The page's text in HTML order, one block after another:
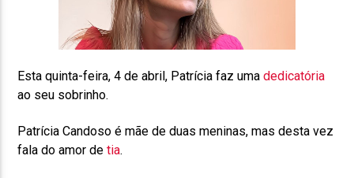
Esta quinta-feira, 4 de abril, Patrícia faz umadedicatória
ao seu sobrinho.
Patrícia Candoso é mãe de duas meninas, mas desta vez
fala do amor detia.